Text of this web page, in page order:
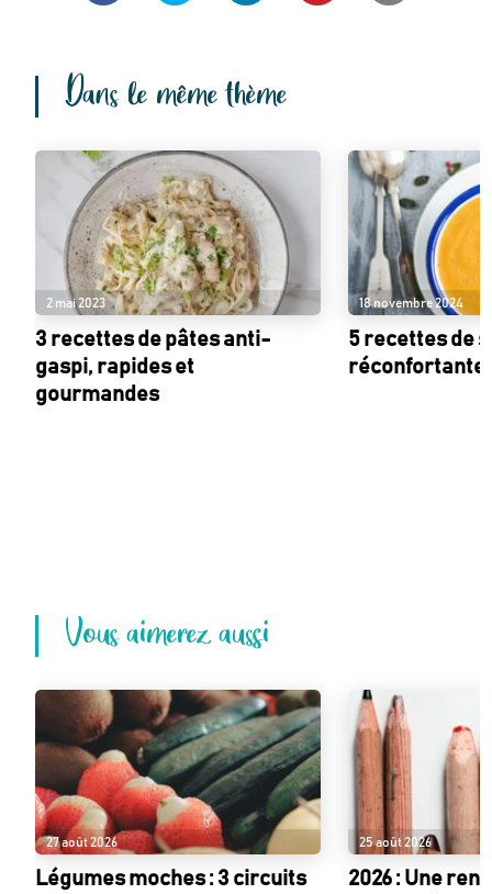
Dans le même thème
2 mai 2023
3 recettes de pâtes anti-
gaspi, rapides et
gourmandes
18 novembre 2024
5 recettes de
Vous aimerez aussi
27 août 2026
Légumes moches : 3 circuits
25 août 2026
2026 : Une